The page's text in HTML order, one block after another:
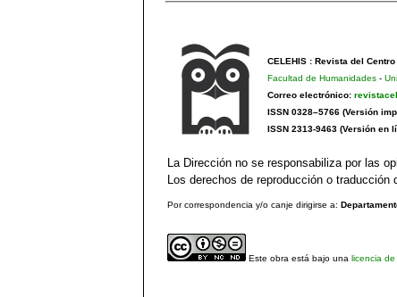
CELEHIS : Revista del
Facultad de Humanidades-
Correo electrónico:
ISSN 0328–5766 (Versión
ISSN 2313-9463 (Versión en
La Dirección no se responsabiliza por las
Los derechos de reproducción o
Por correspondencia y/o canje dirigirse a:
Este obra está bajo una licencia de